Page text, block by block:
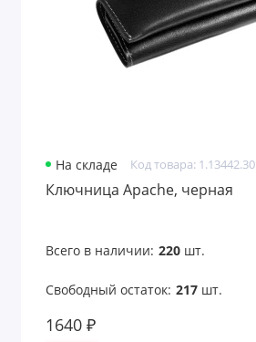
Ланьярды
Лейблы и шильды
Мёд и варенье
Мягкие игрушки
Надувные диваны, стулья
На складе Код товара: 1.13442.30
Ключница Apache, черная
Всего в наличии: 220шт.
Свободный остаток: 217шт.
1640 ₽